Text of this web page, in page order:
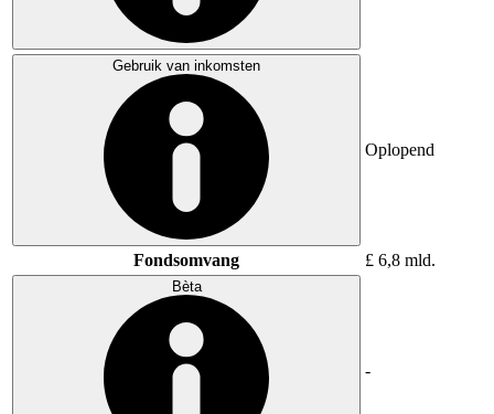
Gebruik van inkomsten
Oplopend
Fondsomvang £ 6,8 mld.
Bèta
-